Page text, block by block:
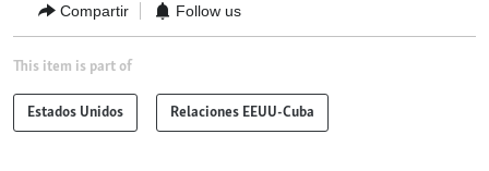
Compartir Follow us
This item is part of
Estados Unidos Relaciones EEUU-Cuba